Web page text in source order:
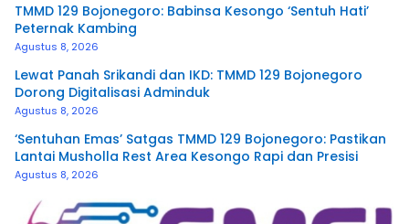
TMMD 129 Bojonegoro: Babinsa Kesongo ‘Sentuh Hati’
Peternak Kambing
Agustus 8, 2026
Lewat Panah Srikandi dan IKD: TMMD 129 Bojonegoro
Dorong Digitalisasi Adminduk
Agustus 8, 2026
‘Sentuhan Emas’ Satgas TMMD 129 Bojonegoro: Pastikan
Lantai Musholla Rest Area Kesongo Rapi dan Presisi
Agustus 8, 2026